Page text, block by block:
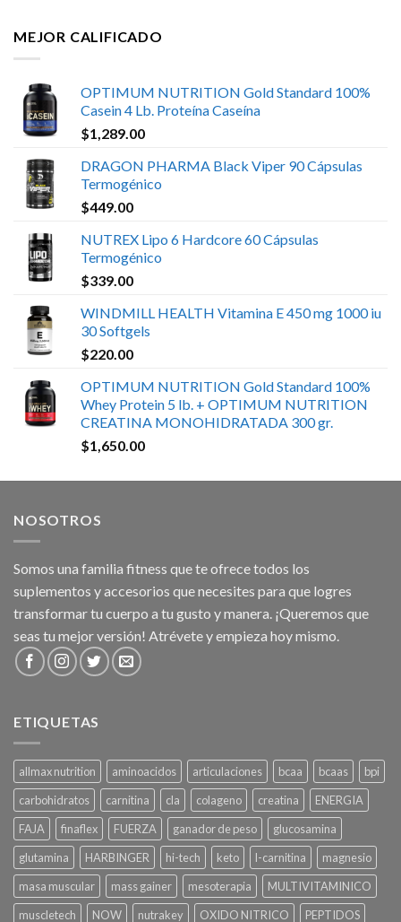
MEJOR CALIFICADO
OPTIMUM NUTRITION Gold Standard 100%
Casein 4 Lb. Proteína Caseína
$1,289.00
DRAGON PHARMA Black Viper 90 Cápsulas
Termogénico
$449.00
NUTREX Lipo 6 Hardcore 60 Cápsulas
Termogénico
$339.00
WINDMILL HEALTH Vitamina E 450 mg 1000 iu
30 Softgels
$220.00
OPTIMUM NUTRITION Gold Standard 100%
Whey Protein 5 lb. + OPTIMUM NUTRITION
CREATINA MONOHIDRATADA 300 gr.
$1,650.00
NOSOTROS
Somos una familia fitness que te ofrece todos los
suplementos y accesorios que necesites para que logres
transformar tu cuerpo a tu gusto y manera. ¡Queremos que
seas tu mejor versión! Atrévete y empieza hoy mismo.
ETIQUETAS
allmax nutrition aminoacidos articulaciones bcaa bcaas
bpi
carbohidratos
carnitina cla colageno creatina
ENERGIA
FAJA
finaflex FUERZA ganador de peso
glucosamina
glutamina
HARBINGER hi-tech keto l-carnitina
magnesio
masa muscular
mass gainer mesoterapia
MULTIVITAMINICO
muscletech
NOW nutrakey OXIDO NITRICO PEPTIDOS